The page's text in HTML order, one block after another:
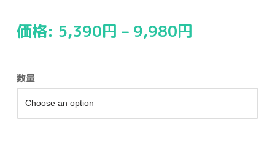
価格: 5,390円 – 9,980円
数量